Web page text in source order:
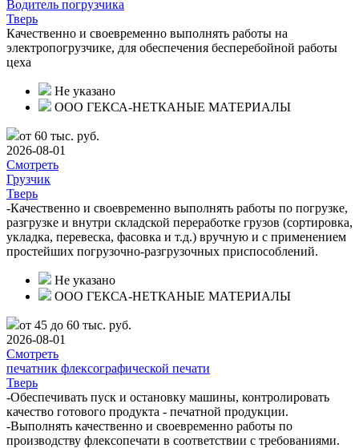
Водитель погрузчика
Тверь
Качественно и своевременно выполнять работы на
электропогрузчике, для обеспечения бесперебойной работы
цеха
Не указано
ООО ГЕКСА-НЕТКАНЫЕ МАТЕРИАЛЫ
от 60 тыс. руб.
2026-08-01
Смотреть
Грузчик
Тверь
-Качественно и своевременно выполнять работы по погрузке,
разгрузке и внутри складской переработке грузов (сортировка,
укладка, перевеска, фасовка и т.д.) вручную и с применением
простейших погрузочно-разгрузочных приспособлений.
Не указано
ООО ГЕКСА-НЕТКАНЫЕ МАТЕРИАЛЫ
от 45 до 60 тыс. руб.
2026-08-01
Смотреть
печатник флексографической печати
Тверь
-Обеспечивать пуск и остановку машины, контролировать
качество готового продукта - печатной продукции.
-Выполнять качественно и своевременно работы по
производству флексопечати в соответствии с требованиями.